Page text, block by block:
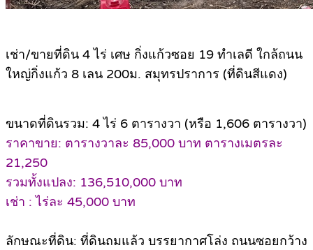
เช่า/ขายที่ดิน 4 ไร่ เศษ กิ่งแก้วซอย 19 ทำเลดี ใกล้ถนน
ใหญ่กิ่งแก้ว 8 เลน 200ม. สมุทรปราการ (ที่ดินสีแดง)
ขนาดที่ดินรวม: 4 ไร่ 6 ตารางวา (หรือ 1,606 ตารางวา)
ราคาขาย: ตารางวาละ 85,000 บาท ตารางเมตรละ
21,250
รวมทั้งแปลง: 136,510,000 บาท
เช่า : ไร่ละ 45,000 บาท
ลักษณะที่ดิน: ที่ดินถมแล้ว บรรยากาศโล่ง ถนนซอยกว้าง